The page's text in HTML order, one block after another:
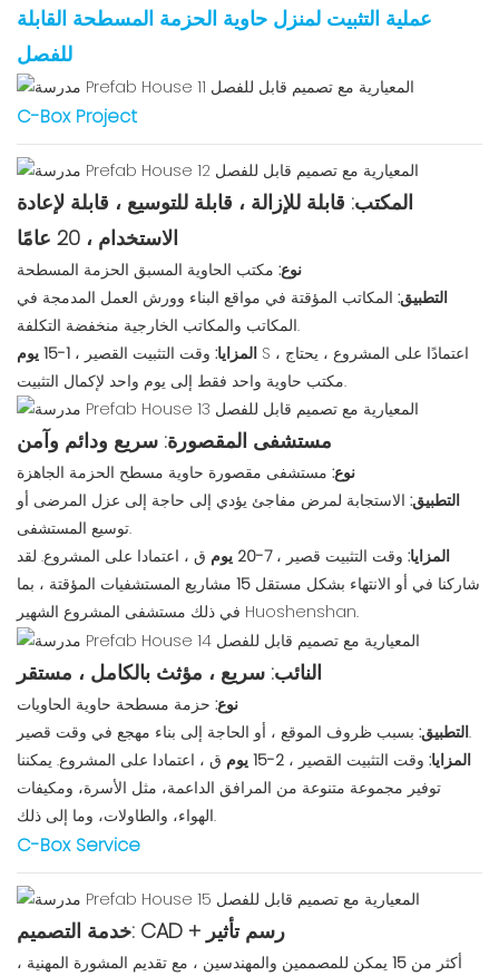
عملية التثبيت لمنزل حاوية الحزمة المسطحة القابلة
للفصل
C-Box Project
المكتب: قابلة للإزالة ، قابلة للتوسيع ، قابلة لإعادة
الاستخدام ، 20 عامًا
نوع: مكتب الحاوية المسبق الحزمة المسطحة
التطبيق: المكاتب المؤقتة في مواقع البناء وورش العمل المدمجة في
المكاتب والمكاتب الخارجية منخفضة التكلفة.
المزايا: وقت التثبيت القصير ،
S ، اعتمادًا على المشروع ، يحتاج
مكتب حاوية واحد فقط إلى يوم واحد لإكمال التثبيت.
مستشفى المقصورة: سريع ودائم وآمن
نوع: مستشفى مقصورة حاوية مسطح الحزمة الجاهزة
التطبيق: الاستجابة لمرض مفاجئ يؤدي إلى حاجة إلى عزل المرضى أو
توسيع المستشفى.
المزايا: وقت التثبيت قصير ،7-20 يوم
ق ، اعتمادا على المشروع. لقد
شاركنا في أو الانتهاء بشكل مستقل 15 مشاريع المستشفيات المؤقتة ، بما
في ذلك مستشفى المشروع الشهير Huoshenshan.
النائب: سريع ، مؤثث بالكامل ، مستقر
نوع: حزمة مسطحة حاوية الحاويات
التطبيق:بسبب ظروف الموقع ، أو الحاجة إلى بناء مهجع في وقت قصير.
المزايا: وقت التثبيت القصير ، 2-15 يوم
ق ، اعتمادا على المشروع. يمكننا
توفير مجموعة متنوعة من المرافق الداعمة، مثل الأسرة، ومكيفات
الهواء، والطاولات، وما إلى ذلك.
C-Box Service
خدمة التصميم: CAD + رسم تأثير
أكثر من 15 يمكن للمصممين والمهندسين ، مع تقديم المشورة المهنية ،